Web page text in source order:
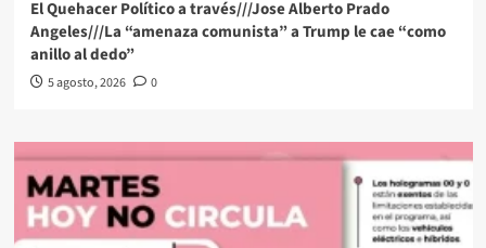
El Quehacer Político a través///Jose Alberto Prado
Angeles///La “amenaza comunista” a Trump le cae “como
anillo al dedo”
5 agosto, 2026 0